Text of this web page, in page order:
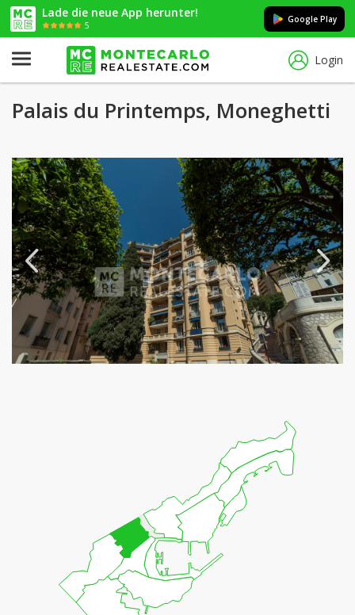
Lade die neue App herunter!
5
Google Play
Login
Palais du Printemps, Moneghetti